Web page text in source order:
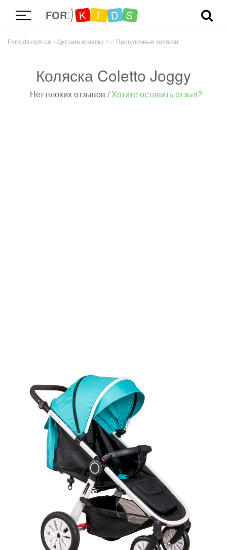
FOR K I D S
For-kids.com.ua Детские коляски ✅ Прогулочные коляски
Коляска Coletto Joggy
Нет плохих отзывов /Хотите оставить отзыв?